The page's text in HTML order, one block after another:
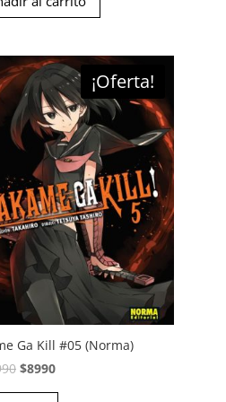
era:
es:
¡Oferta!
Ga Kill #05 (Norma)
El
$8990El